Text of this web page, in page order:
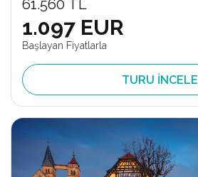
61.560 TL
1.097 EUR
Başlayan Fiyatlarla
TURU İNCELE